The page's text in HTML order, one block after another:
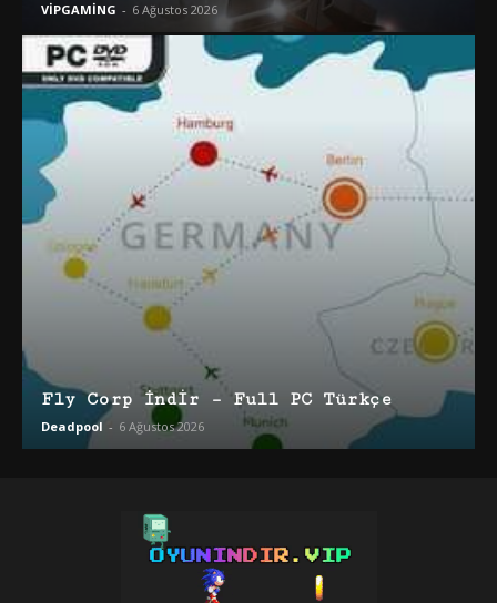
VİPGAMİNG - 6 Ağustos 2026
Fly Corp İndir – Full PC Türkçe
Deadpool - 6 Ağustos 2026